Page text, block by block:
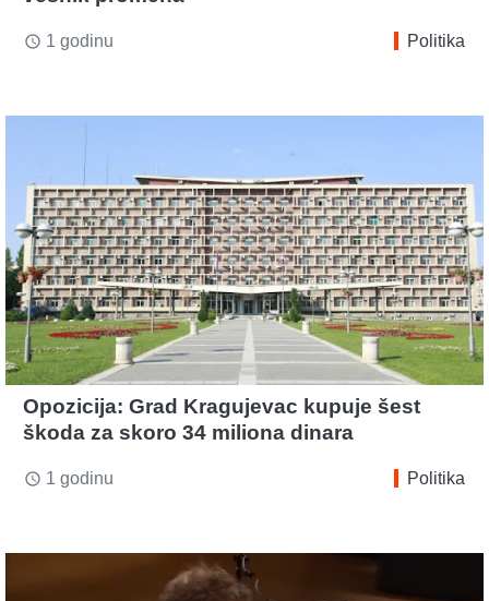
access_time 1 godinu Politika
Opozicija: Grad Kragujevac kupuje šest
škoda za skoro 34 miliona dinara
access_time 1 godinu Politika